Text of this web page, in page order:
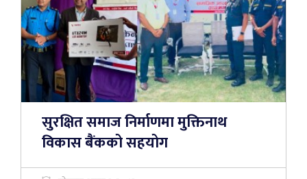
सुरक्षित समाज निर्माणमा मुक्तिनाथ
विकास बैंकको सहयोग